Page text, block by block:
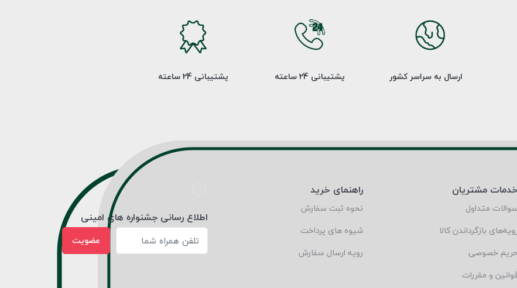
ارسال به سراسر کشور پشتیبانی 24 ساعته پشتیبانی 24 ساعته
خدمات مشتریان
سوالات متداول
رویه‌های بازگرداندن کالا
حریم خصوصی
قوانین و مقررات
راهنمای خرید
نحوه ثبت سفارش
شیوه های پرداخت
رویه ارسال سفارش
اطلاع رسانی جشنواره های امینی
عضویت